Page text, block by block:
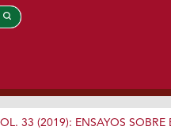
33 (2019): ENSAYOS